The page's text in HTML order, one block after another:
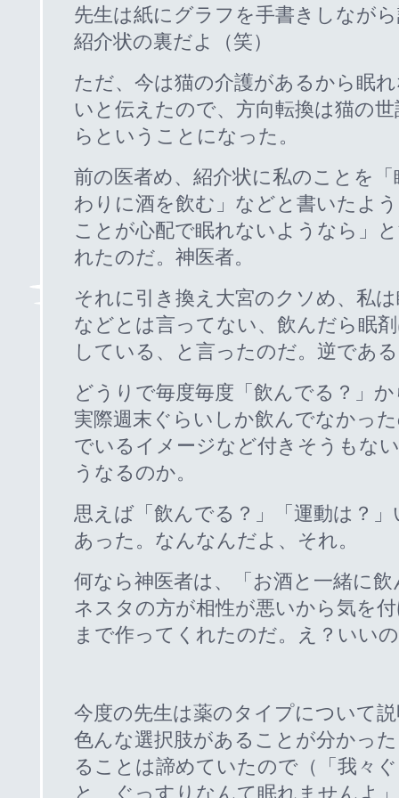
先生は紙にグラフを手書きしなが
紹介状の裏だよ（笑）
ただ、今は猫の介護があるから眠
いと伝えたので、方向転換は猫の
らということになった。
前の医者め、紹介状に私のことを
わりに酒を飲む」などと書いたよ
ことが心配で眠れないようなら」
れたのだ。神医者。
それに引き換え大宮のクソめ、私
などとは言ってない、飲んだら眠
している、と言ったのだ。逆であ
どうりで毎度毎度「飲んでる？」
実際週末ぐらいしか飲んでなかっ
でいるイメージなど付きそうもな
うなるのか。
思えば「飲んでる？」「運動は？
あった。なんなんだよ、それ。
何なら神医者は、「お酒と一緒に
ネスタの方が相性が悪いから気を
まで作ってくれたのだ。え？いい
今度の先生は薬のタイプについて
色んな選択肢があることが分かっ
ることは諦めていたので（「我々
と、ぐっすりなんて眠れませんよ